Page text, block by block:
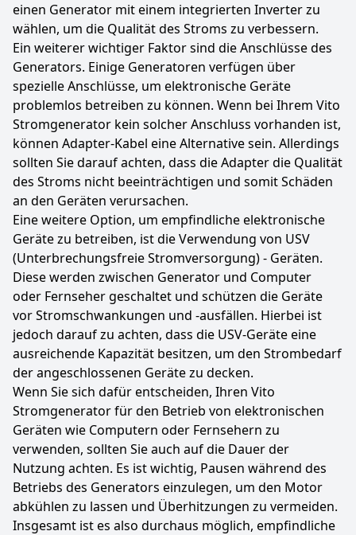
einen Generator mit einem integrierten Inverter zu
wählen, um die Qualität des Stroms zu verbessern.
Ein weiterer wichtiger Faktor sind die Anschlüsse des
Generators. Einige Generatoren verfügen über
spezielle Anschlüsse, um elektronische Geräte
problemlos betreiben zu können. Wenn bei Ihrem Vito
Stromgenerator kein solcher Anschluss vorhanden ist,
können Adapter-Kabel eine Alternative sein. Allerdings
sollten Sie darauf achten, dass die Adapter die Qualität
des Stroms nicht beeinträchtigen und somit Schäden
an den Geräten verursachen.
Eine weitere Option, um empfindliche elektronische
Geräte zu betreiben, ist die Verwendung von USV
(Unterbrechungsfreie Stromversorgung) - Geräten.
Diese werden zwischen Generator und Computer
oder Fernseher geschaltet und schützen die Geräte
vor Stromschwankungen und -ausfällen. Hierbei ist
jedoch darauf zu achten, dass die USV-Geräte eine
ausreichende Kapazität besitzen, um den Strombedarf
der angeschlossenen Geräte zu decken.
Wenn Sie sich dafür entscheiden, Ihren Vito
Stromgenerator für den Betrieb von elektronischen
Geräten wie Computern oder Fernsehern zu
verwenden, sollten Sie auch auf die Dauer der
Nutzung achten. Es ist wichtig, Pausen während des
Betriebs des Generators einzulegen, um den Motor
abkühlen zu lassen und Überhitzungen zu vermeiden.
Insgesamt ist es also durchaus möglich, empfindliche